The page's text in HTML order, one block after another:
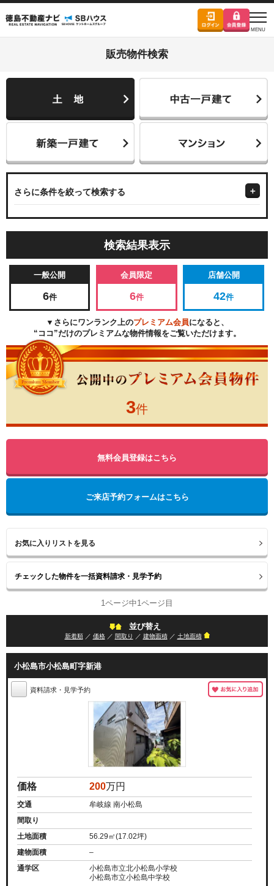
販売物件検索
さらに条件を絞って検索する
検索結果表示
一般公開
6件
会員限定
6件
店舗公開
42件
▼さらにワンランク上のプレミアム会員になると、
“ココ”だけのプレミアムな物件情報をご覧いただけます。
3件
無料会員登録はこちら
ご来店予約フォームはこちら
お気に入りリストを見る
1ページ中1ページ目
並び替え
新着順／ 価格／ 間取り ／ 建物面積／ 土地面積
小松島市小松島町字新港
資料請求・見学予約
価格 200万円
交通
牟岐線 南小松島
間取り
土地面積
56.29㎡(17.02坪)
建物面積
–
通学区
小松島市立北小松島小学校
小松島市立小松島中学校